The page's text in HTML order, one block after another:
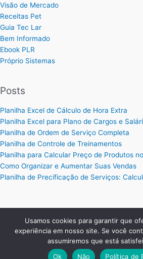
Visão de Mercado
Receitas Pet
Guia Tec Lar
Bem Informado
Ebook PLR
Próprio Sistemas
Posts
Planilha Excel de Cálculo de Hora Extra
Planilha Excel para Plano de Cargos e
Planilha de Ordem de Serviço Completa
Planilha de Controle de Treinamentos
Planilha para Calcular Preço de Produtos
Como Organizar e Aumentar Suas Vendas
Planilha de Precificação de Serviços:
Copyright © 2026 Planilhas Excel |
Digitais .
Usamos cookies para garantir que
experiência em nosso site. Se você
assumiremos que está
Ok
Não Política de